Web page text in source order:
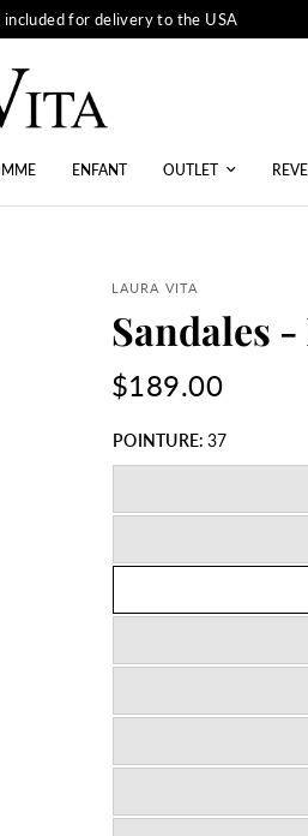
for delivery to the USA
ENFANT OUTLET
LAURA VITA
Sandales
$189.00
POINTURE: 37